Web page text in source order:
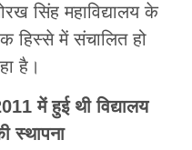
सिंह महाविद्यालय के
हिस्से में संचालित हो
है।
में हुई थी विद्यालय
स्थापना